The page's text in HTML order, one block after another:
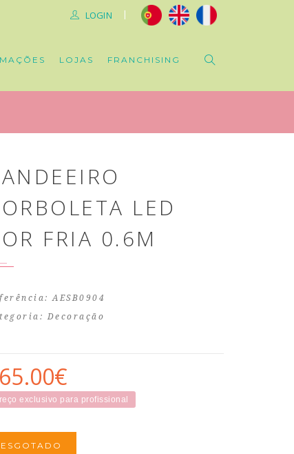
|
LOGIN
LOJAS FRANCHISING
LED
FRIA 0.6M
AESB0904
Decoração
exclusivo para profissional
ESGOTADO